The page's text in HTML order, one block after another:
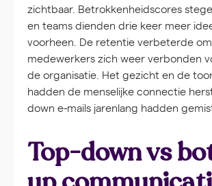
zichtbaar. Betrokkenheidscores
en teams dienden drie keer meer
voorheen. De retentie verbeterde
medewerkers zich weer verbonden
de organisatie. Het gezicht en de
hadden de menselijke connectie
down e-mails jarenlang hadden
Top-down vs